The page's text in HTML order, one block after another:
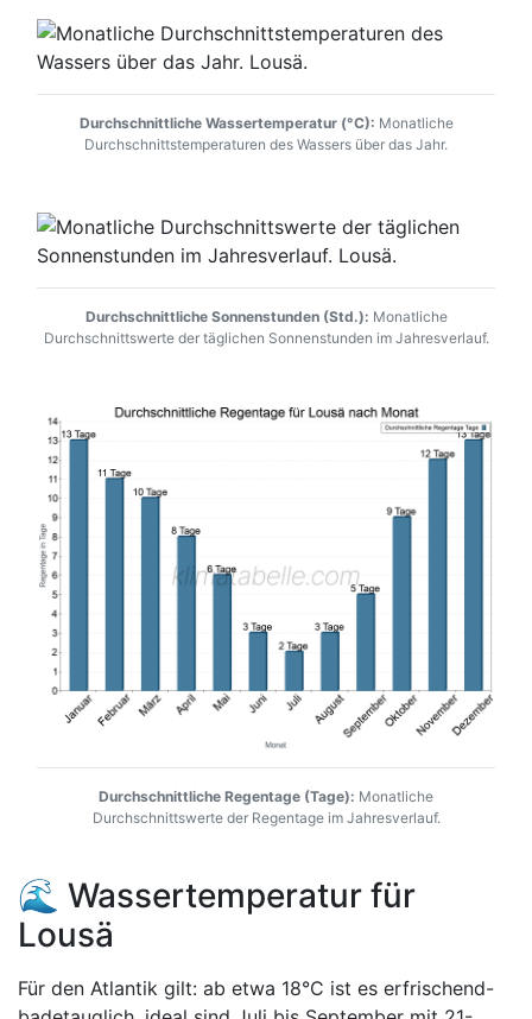
Durchschnittliche Wassertemperatur (°C): Monatliche
Durchschnittstemperaturen des Wassers über das Jahr.
Durchschnittliche Sonnenstunden (Std.): Monatliche
Durchschnittswerte der täglichen Sonnenstunden im Jahresverlauf.
Durchschnittliche Regentage (Tage): Monatliche
Durchschnittswerte der Regentage im Jahresverlauf.
🌊 Wassertemperatur für
Lousä
Für den Atlantik gilt: ab etwa 18°C ist es erfrischend-